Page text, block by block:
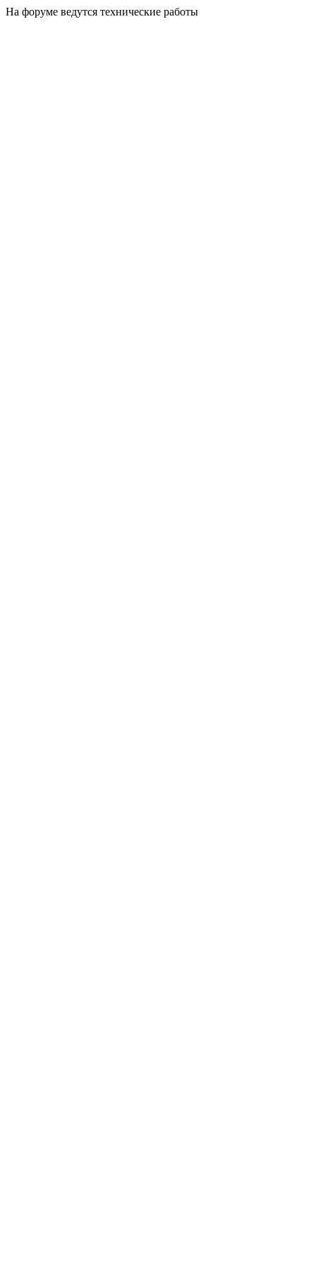
На форуме ведутся технические работы